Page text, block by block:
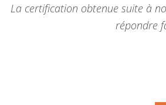
La certification obtenue suite à
répondre